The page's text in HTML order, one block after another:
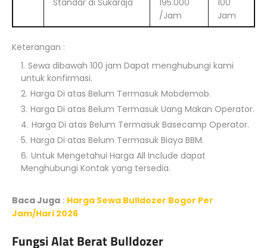
Standar di Sukaraja
195.000
/Jam
100
Jam
Keterangan :
Sewa dibawah 100 jam Dapat menghubungi kami
untuk konfirmasi.
Harga Di atas Belum Termasuk Mobdemob.
Harga Di atas Belum Termasuk Uang Makan Operator.
Harga Di atas Belum Termasuk Basecamp Operator.
Harga Di atas Belum Termasuk Biaya BBM.
Untuk Mengetahui Harga All Include dapat
Menghubungi Kontak yang tersedia.
Baca Juga : Harga Sewa Bulldozer Bogor Per
Jam/Hari 2026
Fungsi Alat Berat Bulldozer